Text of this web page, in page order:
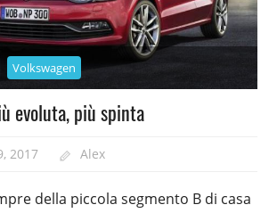
Volkswagen
evoluta, più spinta
2017 Alex
della piccola segmento B di casa